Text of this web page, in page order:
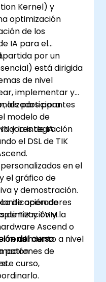
información
y liberar memoria
entre el host
kernels y
espacios de
local, constante y
las transferencias
la memoria.
modelos de
de trabajo,
bloques y
el
de GPU
como CodeXL,
y NVIDIA
GPU mediante
el
la precarga y
Kernel) y
optimización
de los
IA para el
por un
está dirigida
de nivel
implementar y
para
modelo de
y la integración
los participantes
de IA
el DSL de TIK
en el
el gráfico de
de
y la
rendimiento a nivel
patrones de
y demostración.
de operadores
de TIK y TVM.
Ascend o
del curso
curso,